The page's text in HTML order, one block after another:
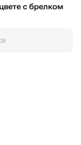
с брелком